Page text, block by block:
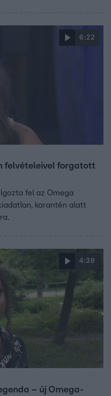
6:22
felvételeivel forgatott
fel az Omega
karantén alatt
4:39
– új Omega-